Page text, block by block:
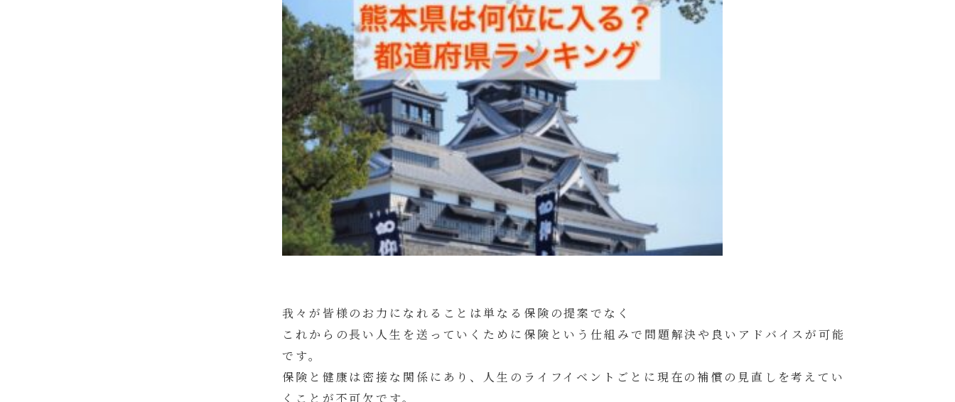
我々が皆様のお力になれることは単なる保険の提案でなく
これからの長い人生を送っていくために保険という仕組みで問題解決や良いアドバイスが可能
です。
保険と健康は密接な関係にあり、人生のライフイベントごとに現在の補償の見直しを考えてい